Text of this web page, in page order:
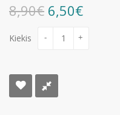
8,90€ 6,50€
Kiekis - +